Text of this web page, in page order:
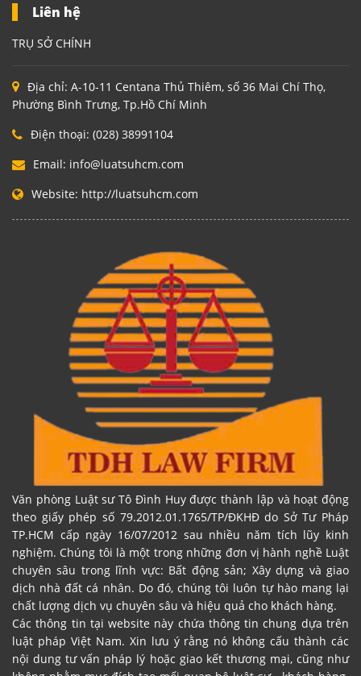
Liên hệ
TRỤ SỞ CHÍNH
Địa chỉ: A-10-11 Centana Thủ Thiêm, số 36 Mai Chí Thọ,
Phường Bình Trưng, Tp.Hồ Chí Minh
Điện thoại: (028) 38991104
Email: info@luatsuhcm.com
Website: http://luatsuhcm.com
Văn phòng Luật sư Tô Đình Huy được thành lập và hoạt động
theo giấy phép số 79.2012.01.1765/TP/ĐKHĐ do Sở Tư Pháp
TP.HCM cấp ngày 16/07/2012 sau nhiều năm tích lũy kinh
nghiệm. Chúng tôi là một trong những đơn vị hành nghề Luật
chuyên sâu trong lĩnh vực: Bất động sản; Xây dựng và giao
dịch nhà đất cá nhân. Do đó, chúng tôi luôn tự hào mang lại
chất lượng dịch vụ chuyên sâu và hiệu quả cho khách hàng.
Các thông tin tại website này chứa thông tin chung dựa trên
luật pháp Việt Nam. Xin lưu ý rằng nó không cấu thành các
nội dung tư vấn pháp lý hoặc giao kết thương mại, cũng như